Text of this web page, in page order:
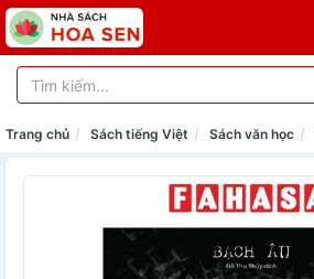
Trang chủ Sách tiếng Việt Sách văn học